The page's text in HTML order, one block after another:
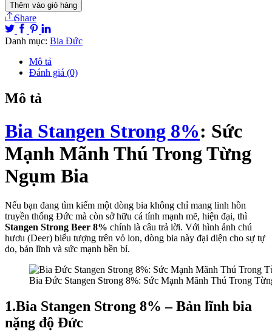
Thêm vào giỏ hàng
Share
Danh mục: Bia Đức
Mô tả
Đánh giá (0)
Mô tả
Bia Stangen Strong 8%: Sức
Mạnh Mãnh Thú Trong Từng
Ngụm Bia
Nếu bạn đang tìm kiếm một dòng bia không chỉ mang linh hồn
truyền thống Đức mà còn sở hữu cá tính mạnh mẽ, hiện đại, thì
Stangen Strong Beer 8% chính là câu trả lời. Với hình ảnh chú
hươu (Deer) biểu tượng trên vỏ lon, dòng bia này đại diện cho sự tự
do, bản lĩnh và sức mạnh bền bỉ.
Bia Đức Stangen Strong 8%: Sức Mạnh Mãnh Thú Trong
1.Bia Stangen Strong 8% – Bản lĩnh bia
nặng độ Đức